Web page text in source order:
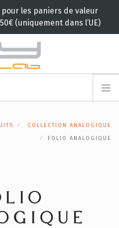
les paniers de valeur
(uniquement dans l’UE)
COLLECTION ANALOGIQUE
FOLIO ANALOGIQUE